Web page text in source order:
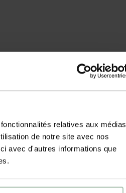
relatives aux médias
de notre site avec nos
avec d'autres informations que